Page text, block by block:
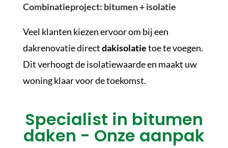
Combinatieproject: bitumen + isolatie
Veel klanten kiezen ervoor om bij een
dakrenovatie directdakisolatietoe te voegen.
Dit verhoogt de isolatiewaarde en maakt uw
woning klaar voor de toekomst.
Specialist in bitumen
daken - Onze aanpak